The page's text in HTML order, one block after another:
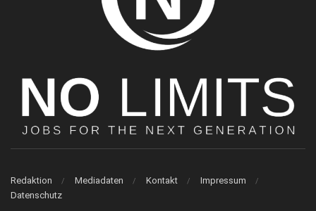
Redaktion Mediadaten Kontakt
Impressum
Datenschutz